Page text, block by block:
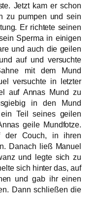
Jetzt kam er schon
zu pumpen und sein
Er richtete seinen
Sperma in einigen
und auch die geilen
auf und versuchte
mit dem Mund
versuchte in letzter
auf Annas Mund zu
in den Mund
Teil seines geilen
geile Mundfotze.
der Couch, in ihren
Danach ließ Manuel
und legte sich zu
sich hinter das, auf
und gab ihr einen
Dann schließen die